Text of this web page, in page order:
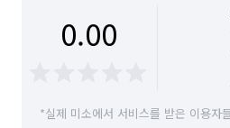
0.00
*실제 미소에서 서비스를 받은 이용자